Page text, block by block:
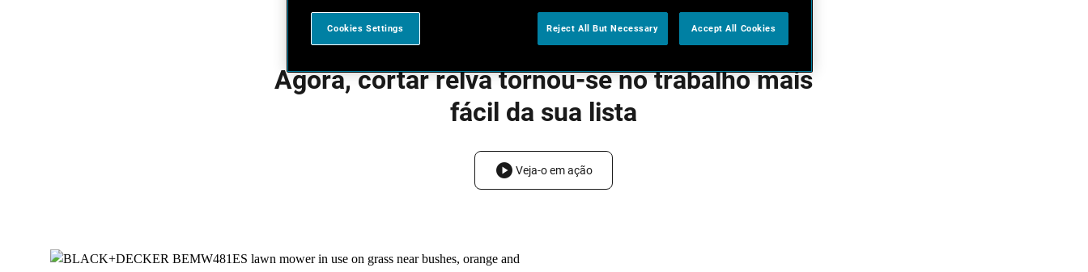
Agora, cortar relva tornou-se no trabalho mais
fácil da sua lista
Veja-o em ação
Cookies Settings Reject All But Necessary Accept All Cookies